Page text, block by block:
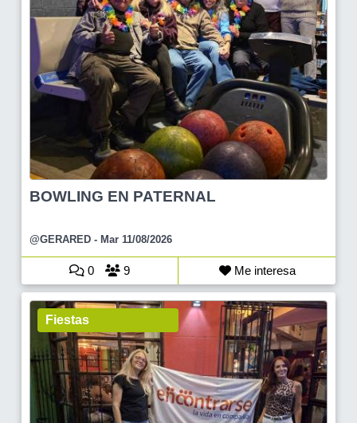
BOWLING EN PATERNAL
@GERARED - Mar 11/08/2026
0 9 Me interesa
Fiestas